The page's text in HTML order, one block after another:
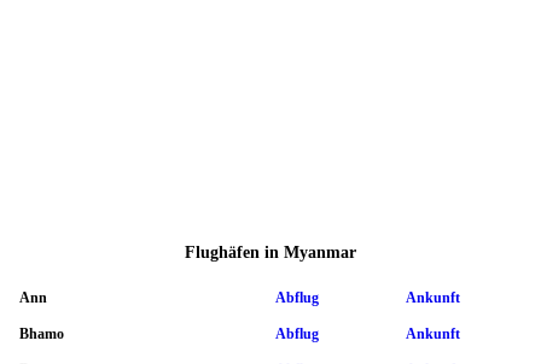
Flughäfen in Myanmar
Ann Abflug Ankunft
Bhamo Abflug Ankunft